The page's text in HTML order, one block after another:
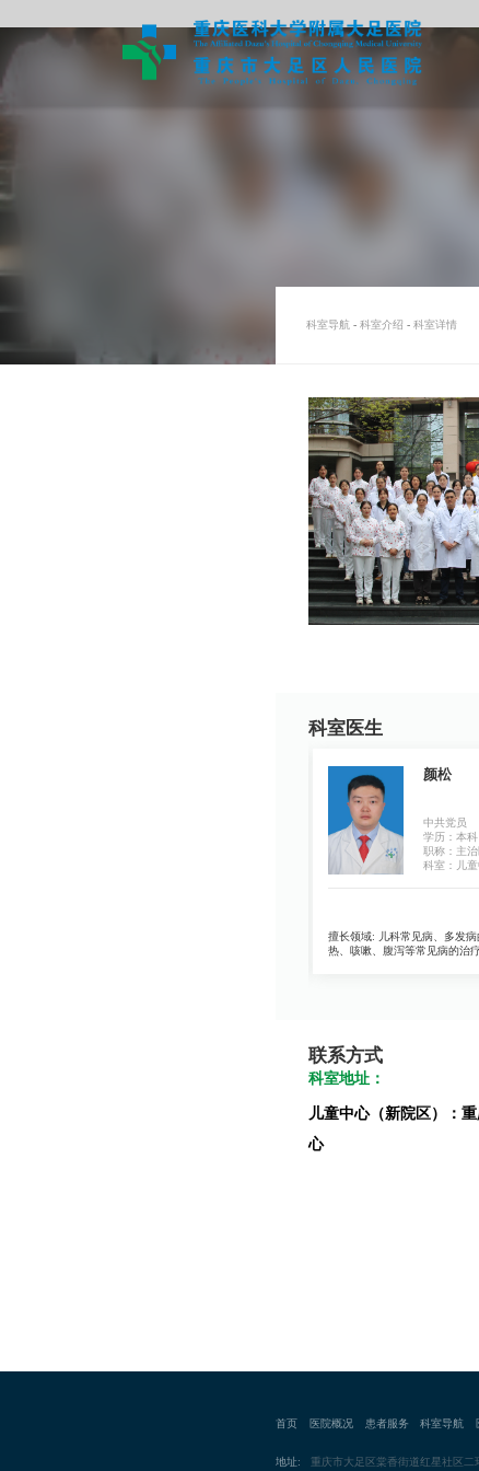
科室导航- 科室介绍 - 科室详情
科室医生
颜松
中共党员
学历：本科
职称：主
科室：儿
擅长领域: 儿科常见病、多发
热、咳嗽、腹泻等常见病的治疗
联系方式
科室地址：
儿童中心（新院区）：
心
首页 医院概况 患者服务 科室导航
地址: 重庆市大足区棠香街道红星社区